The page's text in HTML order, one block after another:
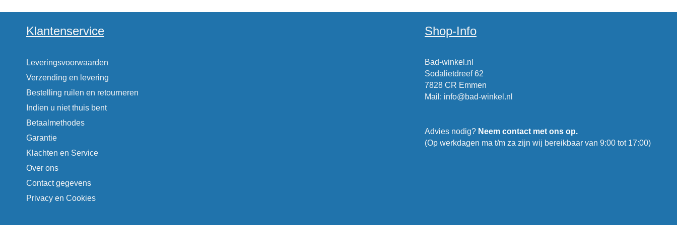
Klantenservice
Leveringsvoorwaarden
Verzending en levering
Bestelling ruilen en retourneren
Indien u niet thuis bent
Betaalmethodes
Garantie
Klachten en Service
Over ons
Contact gegevens
Privacy en Cookies
Shop-Info
Bad-winkel.nl
Sodalietdreef 62
7828 CR Emmen
Mail : info@bad-winkel.nl
Advies nodig? Neem contact met ons op.
(Op werkdagen ma t/m za zijn wij bereikbaar van 9:00 tot 17:00)